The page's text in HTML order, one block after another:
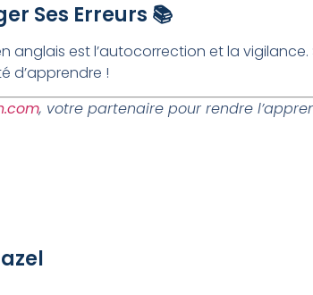
Ses Erreurs 📚
anglais est l’autocorrection et la
d’apprendre !
, votre partenaire pour rendre